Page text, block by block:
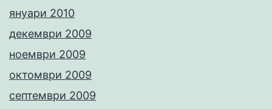
януари 2010
декември 2009
ноември 2009
октомври 2009
септември 2009